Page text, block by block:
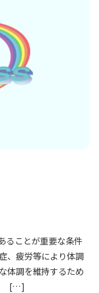
ることが重要な条件
、疲労等により体調
体調を維持するため
[…]